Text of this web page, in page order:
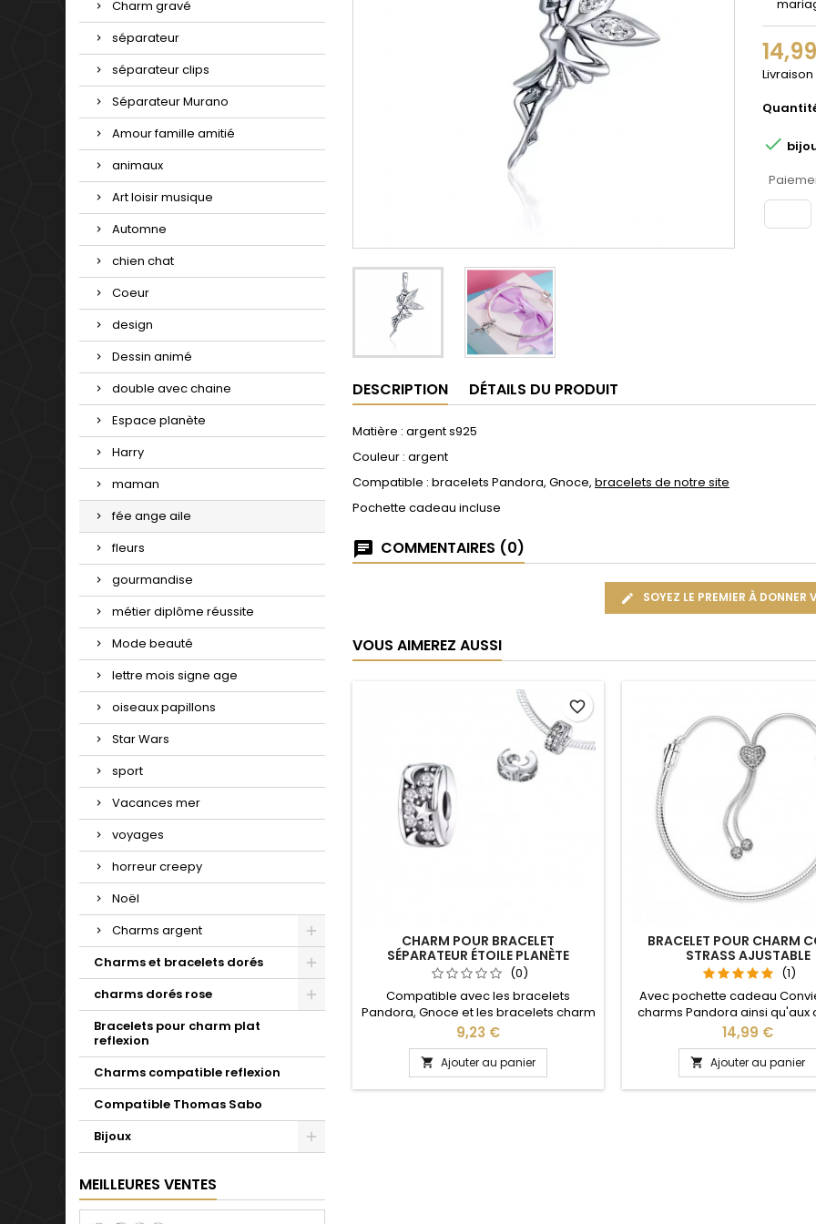
Charm gravé
séparateur
séparateur clips
Séparateur Murano
Amour famille amitié
animaux
Art loisir musique
Automne
chien chat
Coeur
design
Dessin animé
double avec chaine
Espace planète
Harry
maman
fée ange aile
fleurs
gourmandise
métier diplôme réussite
Mode beauté
lettre mois signe age
oiseaux papillons
Star Wars
sport
Vacances mer
voyages
horreur creepy
Noël
Charms argent
Charms et bracelets dorés
charms dorés rose
Bracelets pour charm plat
reflexion
Charms compatible reflexion
Compatible Thomas Sabo
Bijoux
MEILLEURES VENTES

DESCRIPTION DÉTAILS DU PRODUIT
Matière : argent s925
Couleur : argent
Compatible : bracelets Pandora, Gnoce, bracelets de notre site
Pochette cadeau incluse
COMMENTAIRES (0)
SOYEZ LE PREMIER À DONNER
VOUS AIMEREZ AUSSI
CHARM POUR BRACELET
SÉPARATEUR ÉTOILE PLANÈTE
(0)
Compatible avec les bracelets
Pandora, Gnoce et les bracelets charm
de notre site idéal pour : Noël, Saint
Valentin, anniversaire, anniversaire de
mariage
Prix
9,23 €
 Ajouter au panier
favorite_border
BRACELET POUR CHARM
STRASS AJUSTABLE
(1)
Avec pochette cadeau
charms Pandora ainsi qu'aux
de notre site idéal pour : Noël,
Valentin, anniversaire,
mariage La partie ajustable se
d'un coté pour passer les
simple pression sur le bouton
Prix
14,99 €
 Ajouter au panier